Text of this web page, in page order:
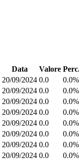
Data Valore
20/09/2024 0.0
0.0%
20/09/2024 0.0
0.0%
20/09/2024 0.0
0.0%
20/09/2024 0.0
0.0%
20/09/2024 0.0
0.0%
20/09/2024 0.0
0.0%
20/09/2024 0.0
0.0%
20/09/2024 0.0
0.0%